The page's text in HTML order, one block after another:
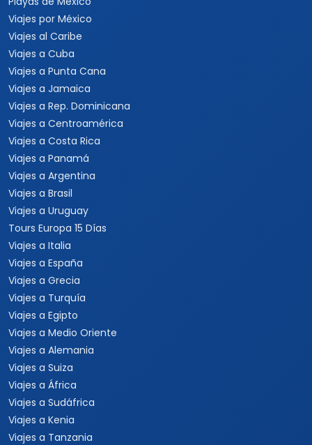
Viajes por México
Viajes al Caribe
Viajes a Cuba
Viajes a Punta Cana
Viajes a Jamaica
Viajes a Rep. Dominicana
Viajes a Centroamérica
Viajes a Costa Rica
Viajes a Panamá
Viajes a Argentina
Viajes a Brasil
Viajes a Uruguay
Tours Europa 15 Días
Viajes a Italia
Viajes a España
Viajes a Grecia
Viajes a Turquía
Viajes a Egipto
Viajes a Medio Oriente
Viajes a Alemania
Viajes a Suiza
Viajes a África
Viajes a Sudáfrica
Viajes a Kenia
Viajes a Tanzania